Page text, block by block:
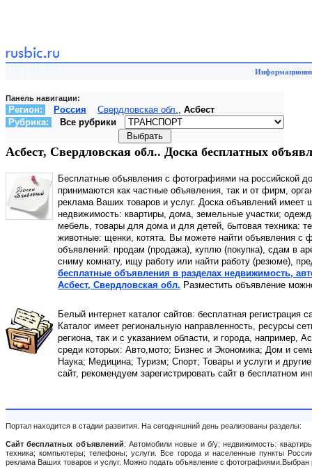
Панель навигации:
Регион: Россия Свердловская обл., Асбест
Рубрика:
Все рубрики
Асбест, Свердловская обл.. Доска бесплатных
Бесплатные объявления с фотографиями на российской
принимаются как частные объявления, так и от фирм,
реклама Ваших товаров и услуг. Доска объявлений имеет
недвижимость: квартиры, дома, земельные участки;
мебель, товары для дома и для детей, бытовая техника:
животные: щенки, котята. Вы можете найти объявления с
объявлений: продам (продажа), куплю (покупка), сдам в
сниму комнату, ищу работу или найти работу (резюме),
бесплатные объявления в разделах недвижимость,
Асбест, Свердловская обл. Разместить объявление
Белый интернет каталог сайтов: бесплатная регистрация
Каталог имеет региональную направленность, ресурсы
региона, так и с указанием области, и города, например,
среди которых: Авто,мото; Бизнес и Экономика; Дом и
Наука; Медицина; Туризм; Спорт; Товары и услуги и
сайт, рекомендуем зарегистрировать сайт в бесплатном
Портал находится в стадии развития. На сегодняшний день реализованы разделы:
Сайт бесплатных объявлений: Автомобили новые и б/у; недвижимость:
техника; компьютеры; телефоны; услуги. Все города и населенные пункты
реклама Ваших товаров и услуг. Можно подать объявление c фотографиями.Выбран